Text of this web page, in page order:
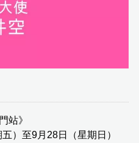
站》
）至9月28日（星期日）